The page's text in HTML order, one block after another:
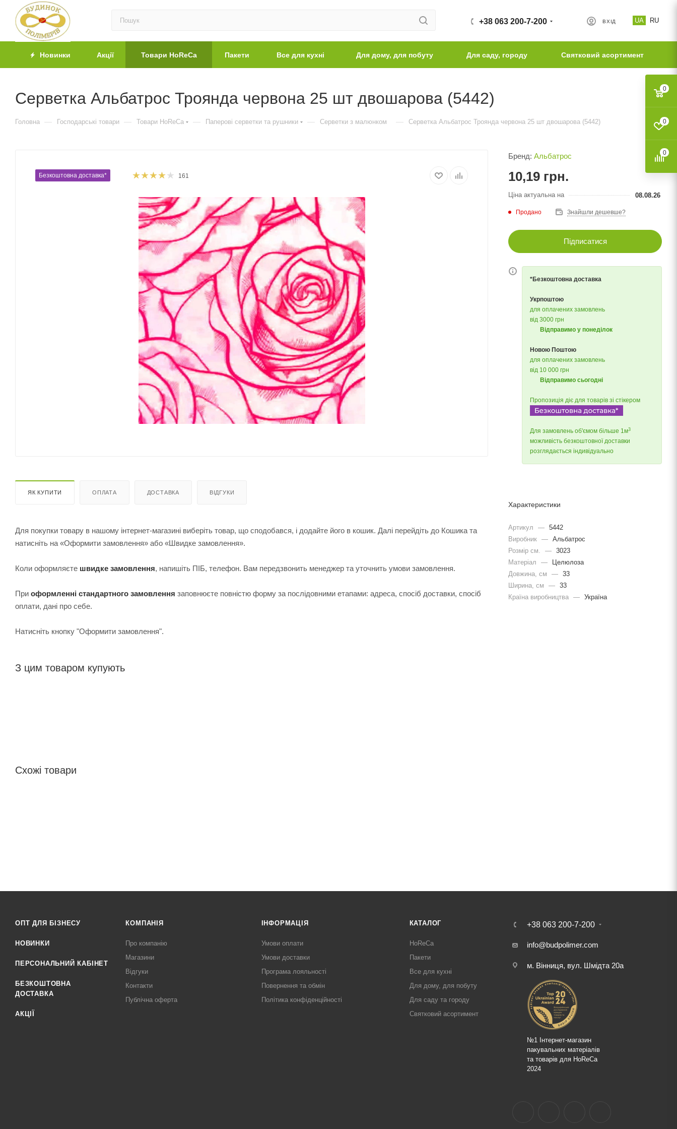
UA RU
ВХІД
+38 063 200-7-200
Новинки Акції Товари HoReCa Пакети Все для кухні Для дому, для побуту Для саду, городу Святковий асортимент
Серветка Альбатрос Троянда червона 25 шт двошарова (5442)
Головна — Господарські товари — Товари HoReCa — Паперові серветки та рушники — Серветки з малюнком — Серветка Альбатрос Троянда червона 25 шт двошарова (5442)
Безкоштовна доставка* 161
ЯК КУПИТИ ОПЛАТА ДОСТАВКА ВІДГУКИ
Для покупки товару в нашому інтернет-магазині виберіть товар, що сподобався, і додайте його в кошик. Далі перейдіть до Кошика та
натисніть на «Оформити замовлення» або «Швидке замовлення».
Коли оформляєте швидке замовлення, напишіть ПІБ, телефон. Вам передзвонить менеджер та уточнить умови замовлення.
При оформленні стандартного замовлення заповнюєте повністю форму за послідовними етапами: адреса, спосіб доставки, спосіб
оплати, дані про себе.
Натисніть кнопку "Оформити замовлення".
З цим товаром купують
Схожі товари
Бренд: Альбатрос
10,19 грн.
Ціна актуальна на 08.08.26
Продано Знайшли дешевше?
Підписатися
*Безкоштовна доставка
Укрпоштою
для оплачених замовлень
від 3000 грн
Відправимо у понеділок
Новою Поштою
для оплачених замовлень
від 10 000 грн
Відправимо сьогодні
Пропозиція діє для товарів зі стікером
Для замовлень об'ємом більше 1м3
можливість безкоштовної доставки
розглядається індивідуально
Характеристики
Артикул — 5442
Виробник — Альбатрос
Розмір см.
— 3023
Матеріал
—
Целюлоза
Довжина, cм
— 33
Ширина, cм
— 33
Країна виробництва — Україна
ОПТ ДЛЯ БІЗНЕСУ
НОВИНКИ
ПЕРСОНАЛЬНИЙ КАБІНЕТ
БЕЗКОШТОВНА
ДОСТАВКА
АКЦІЇ
КОМПАНІЯ
Про компанію
Магазини
Відгуки
Контакти
Публічна оферта
ІНФОРМАЦІЯ
Умови оплати
Умови доставки
Програма лояльності
Повернення та обмін
Політика конфіденційності
КАТАЛОГ
HoReCa
Пакети
Все для кухні
Для дому, для побуту
Для саду та городу
Святковий асортимент
+38 063 200-7-200
info@budpolimer.com
м. Вінниця, вул. Шмідта 20а
№1 Інтернет-магазин
пакувальних матеріалів
та товарів для HoReCa
2024
0
0
0